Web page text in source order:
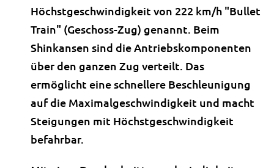
Höchstgeschwindigkeit von 222 km/h "Bullet
Train" (Geschoss-Zug) genannt. Beim
Shinkansen sind die Antriebskomponenten
über den ganzen Zug verteilt. Das
ermöglicht eine schnellere Beschleunigung
auf die Maximalgeschwindigkeit und macht
Steigungen mit Höchstgeschwindigkeit
befahrbar.